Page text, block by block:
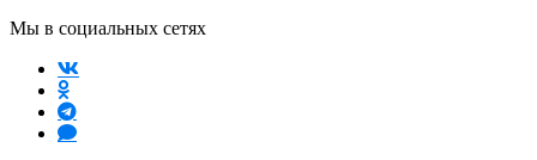
Мы в социальных сетях